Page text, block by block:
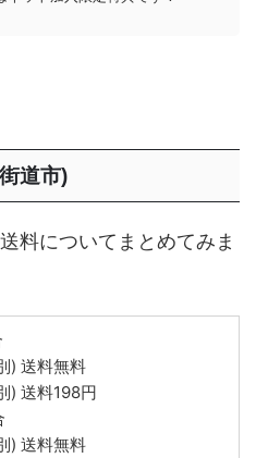
道市)
料についてまとめてみま
) 送料無料
) 送料198円
) 送料無料